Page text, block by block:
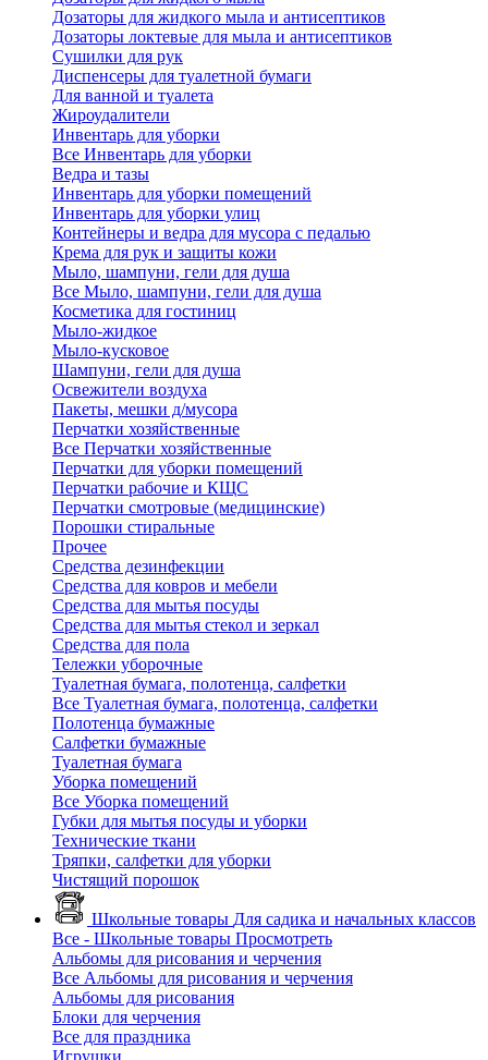
Дозаторы для жидкого мыла и антисептиков
Дозаторы локтевые для мыла и антисептиков
Сушилки для рук
Диспенсеры для туалетной бумаги
Для ванной и туалета
Жироудалители
Инвентарь для уборки
Все Инвентарь для уборки
Ведра и тазы
Инвентарь для уборки помещений
Инвентарь для уборки улиц
Контейнеры и ведра для мусора с педалью
Крема для рук и защиты кожи
Мыло, шампуни, гели для душа
Все Мыло, шампуни, гели для душа
Косметика для гостиниц
Мыло-жидкое
Мыло-кусковое
Шампуни, гели для душа
Освежители воздуха
Пакеты, мешки д/мусора
Перчатки хозяйственные
Все Перчатки хозяйственные
Перчатки для уборки помещений
Перчатки рабочие и КЩС
Перчатки смотровые (медицинские)
Порошки стиральные
Прочее
Средства дезинфекции
Средства для ковров и мебели
Средства для мытья посуды
Средства для мытья стекол и зеркал
Средства для пола
Тележки уборочные
Туалетная бумага, полотенца, салфетки
Все Туалетная бумага, полотенца, салфетки
Полотенца бумажные
Салфетки бумажные
Туалетная бумага
Уборка помещений
Все Уборка помещений
Губки для мытья посуды и уборки
Технические ткани
Тряпки, салфетки для уборки
Чистящий порошок
Школьные товары Для садика и начальных классов
Все - Школьные товары Просмотреть
Альбомы для рисования и черчения
Все Альбомы для рисования и черчения
Альбомы для рисования
Блоки для черчения
Все для праздника
Игрушки